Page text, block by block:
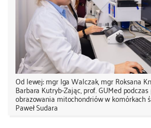
Od lewej: mgr Iga Walczak, mgr Roksana
Barbara Kutryb-Zając, prof. GUMed
obrazowania mitochondriów w komórkach
Paweł Sudara